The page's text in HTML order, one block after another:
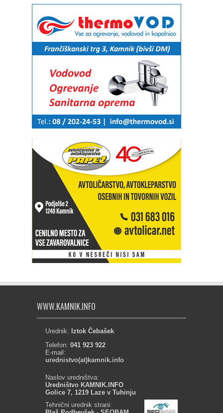
WWW.KAMNIK.INFO
Urednik: Iztok Čebašek
Telefon: 041 923 922
E-mail:
urednistvo(at)kamnik.info
Naslov uredništva:
Uredništvo KAMNIK.INFO
Golice 7, 1219 Laze v Tuhinju
Tehnični urednik strani: